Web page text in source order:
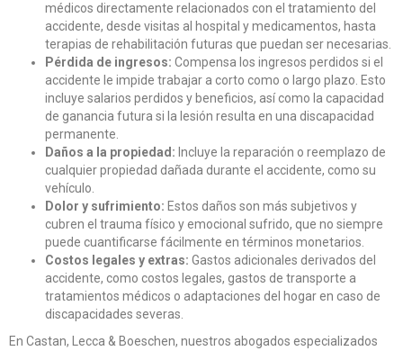
médicos directamente relacionados con el tratamiento del
accidente, desde visitas al hospital y medicamentos, hasta
terapias de rehabilitación futuras que puedan ser necesarias.
Pérdida de ingresos: Compensa los ingresos perdidos si el
accidente le impide trabajar a corto como o largo plazo. Esto
incluye salarios perdidos y beneficios, así como la capacidad
de ganancia futura si la lesión resulta en una discapacidad
permanente.
Daños a la propiedad: Incluye la reparación o reemplazo de
cualquier propiedad dañada durante el accidente, como su
vehículo.
Dolor y sufrimiento: Estos daños son más subjetivos y
cubren el trauma físico y emocional sufrido, que no siempre
puede cuantificarse fácilmente en términos monetarios.
Costos legales y extras: Gastos adicionales derivados del
accidente, como costos legales, gastos de transporte a
tratamientos médicos o adaptaciones del hogar en caso de
discapacidades severas.
En Castan, Lecca & Boeschen, nuestros abogados especializados